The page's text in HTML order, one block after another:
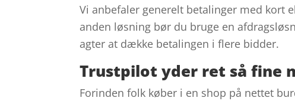
Vi anbefaler generelt betalinger med kort
anden løsning bør du bruge en
agter at dække betalingen i flere bidder.
Trustpilot yder ret så fine
Forinden folk køber i en shop på nettet